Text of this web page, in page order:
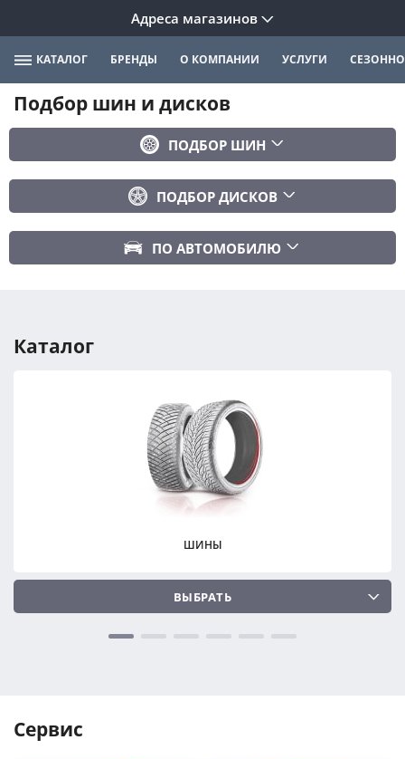
Адреса магазинов
КАТАЛОГ БРЕНДЫ О КОМПАНИИ УСЛУГИ
Подбор шин и дисков
ПОДБОР ШИН
Сбросить
ПОДБОР ДИСКОВ
ПОДОБРАТЬ
Сбросить
ПО АВТОМОБИЛЮ
Год авто
ПОДОБРАТЬ
Сбросить
Каталог
ШИНЫ
ВЫБРАТЬ
Сервис